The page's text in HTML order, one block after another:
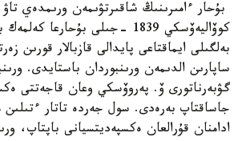
بۇحار ءامىرىنىڭ شاقىرتۋىمەن ورىمدەي
كوۆاليەۆسكي 1839 -جىلى
بەلگىلى ايماقتاعى پايدالى قازبالار قورىن
ساپارىن الدىمەن ورىنبوردان باستايدى.
گۋبەرناتورى ۆ. پەروۆسكي وعان قاجەتتى
ادامنان قۇرالعان ەكسپەديتسيانى باپتاپ،